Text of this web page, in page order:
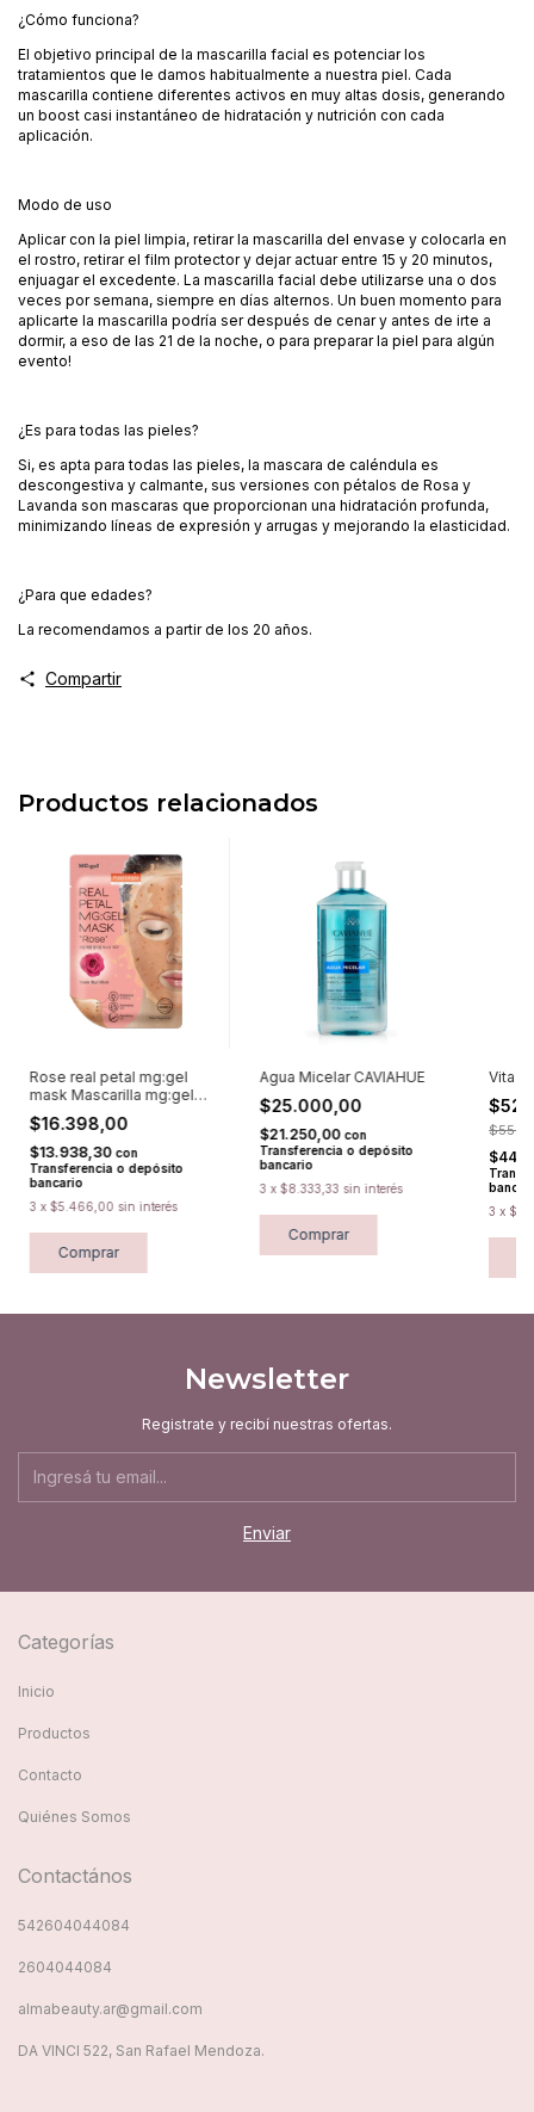
¿Cómo funciona?
El objetivo principal de la mascarilla facial es potenciar los
tratamientos que le damos habitualmente a nuestra piel. Cada
mascarilla contiene diferentes activos en muy altas dosis, generando
un boost casi instantáneo de hidratación y nutrición con cada
aplicación.
Modo de uso
Aplicar con la piel limpia, retirar la mascarilla del envase y colocarla en
el rostro, retirar el film protector y dejar actuar entre 15 y 20 minutos,
enjuagar el excedente. La mascarilla facial debe utilizarse una o dos
veces por semana, siempre en días alternos. Un buen momento para
aplicarte la mascarilla podría ser después de cenar y antes de irte a
dormir, a eso de las 21 de la noche, o para preparar la piel para algún
evento!
¿Es para todas las pieles?
Si, es apta para todas las pieles, la mascara de caléndula es
descongestiva y calmante, sus versiones con pétalos de Rosa y
Lavanda son mascaras que proporcionan una hidratación profunda,
minimizando líneas de expresión y arrugas y mejorando la elasticidad.
¿Para que edades?
La recomendamos a partir de los 20 años.
Compartir
Productos relacionados
Rose real petal mg:gel
mask Mascarilla mg:gel
PUREDERM
$16.398,00
$13.938,30 con
Transferencia o depósito
bancario
3 x $5.466,00 sin interés
Comprar
Agua Micelar CAVIAHUE
$25.000,00
$21.250,00 con
Transferencia o depósito
bancario
3 x $8.333,33 sin interés
Comprar
Vita
3 x
Newsletter
Registrate y recibí nuestras ofertas.
Categorías
Inicio
Productos
Contacto
Quiénes Somos
Contactános
542604044084
2604044084
almabeauty.ar@gmail.com
DA VINCI 522, San Rafael Mendoza.